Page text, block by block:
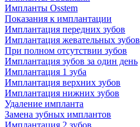
Импланты Osstem
Показания к имплантации
Имплантация передних зубов
Имплантация жевательных зубов
При полном отсутствии зубов
Имплантация зубов за один день
Имплантация 1 зуба
Имплантация верхних зубов
Имплантация нижних зубов
Удаление импланта
Замена зубных имплантов
Имплантация 2 зубов